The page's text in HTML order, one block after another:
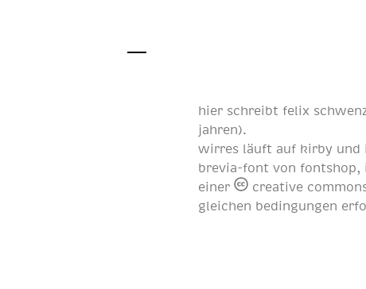
hier schreibtfelix
jahren).
wirres läuft auf kirby und
brevia-font vonfontshop
einer
creative
gleichen bedingungen